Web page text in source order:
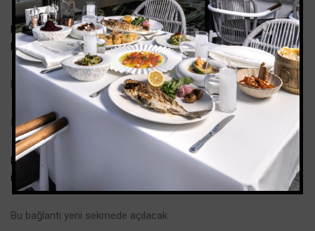
http://www.google.com/support/chrome/bin/answer.py?
hl=en&answer=95647
Bu bağlantı yeni sekmede açılacak.
Internet Explorer
https://support.microsoft.com/en-us/help/17442/windows-
internet-explorer-delete-manage-cookies
Bu bağlantı yeni sekmede açılacak.